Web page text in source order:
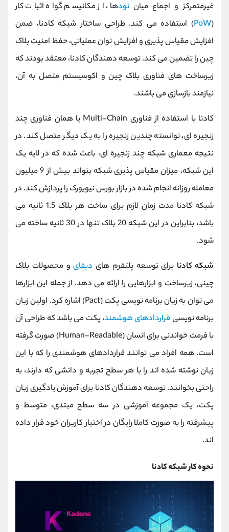
غیرمتمرکز و اجماع میان نودها، از مکانیسم گواه اثبات کار
(
PoW) استفاده می کند. طراحی ساختار شبکه کادنا، ضمن
افزایش مقیاس پذیری و افزایش توان عملیاتی، حفظ امنیت بلاک
چین را تضمین می کند. توسعه دهندگان کادنا، معتقد بودند که
زیرساخت های فناوری بلاک چین و اکوسیستم متصل به آن،
نیازمند بازسازی می باشند.
کادنا با استفاده از فناوری Multi-Chain یا همان فناوری چند
زنجیره ای، توانسته چندین زنجیره را به یک دیگر متصل کند. در
نتیجه معماری شبکه چند زنجیره ای، باعث شده که در لایه یک
این شبکه، میزان مقیاس پذیری شبکه بتواند بیش از 9 میلیون
معامله روزانه انجام شده در بازار بورس نیویورک را پردازش کند. در
شبکه کادنا مدت زمان لازم برای ساخت هر بلاک 1.5 ثانیه می
باشد، بنابراین در این شبکه 20 بلاک تنها در 30 ثانیه ساخته می
شود.
شبکه کادنا برای توسعه پلتفرم های دیفایو محصولات بلاک
چینی، زیرساخت و ابزارهایی را ارائه می دهد. از جمله این ابزارها
می توان به زبان برنامه نویسی پکت (Pact) اشاره کرد. اولین زبان
برنامه نویسیقراردادهای هوشمند، پکت می باشد که طراحی آن
با فرمت خواندنی برای انسان (Human-Readable) صورت گرفته
است. همه افراد می توانند قراردادهای هوشمندی را که با این
زبان نوشته شده اند را با هر سطح تجربه و دانشی که دارند، به
راحتی بخوانند. توسعه دهندگان کادنا برای آموزش یادگیری زبان
پکت، یک مجموعه آموزشی در سه سطح مبتدی، متوسط و
پیشرفته را به صورت کاملا رایگان در اختیار کاربران خود قرار داده
اند.
نحوه کار شبکه کادنا